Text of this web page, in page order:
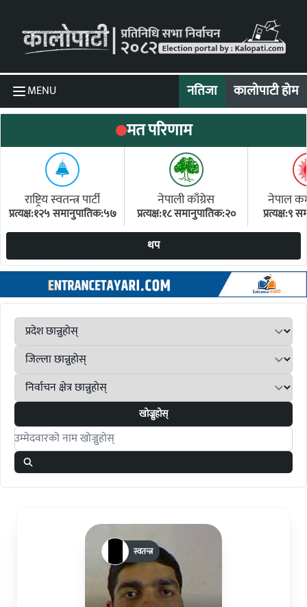
MENU नतिजा कालोपाटी होम
मत परिणाम
राष्ट्रिय स्वतन्त्र पार्टी
प्रत्यक्ष:१२५ समानुपातिक:५७
नेपाली काँग्रेस
प्रत्यक्ष:१८ समानुपातिक:२०
नेपाल
प्रत्यक्ष:९
थप
खोज्नुहोस्
Search candidates
स्वतन्त्र